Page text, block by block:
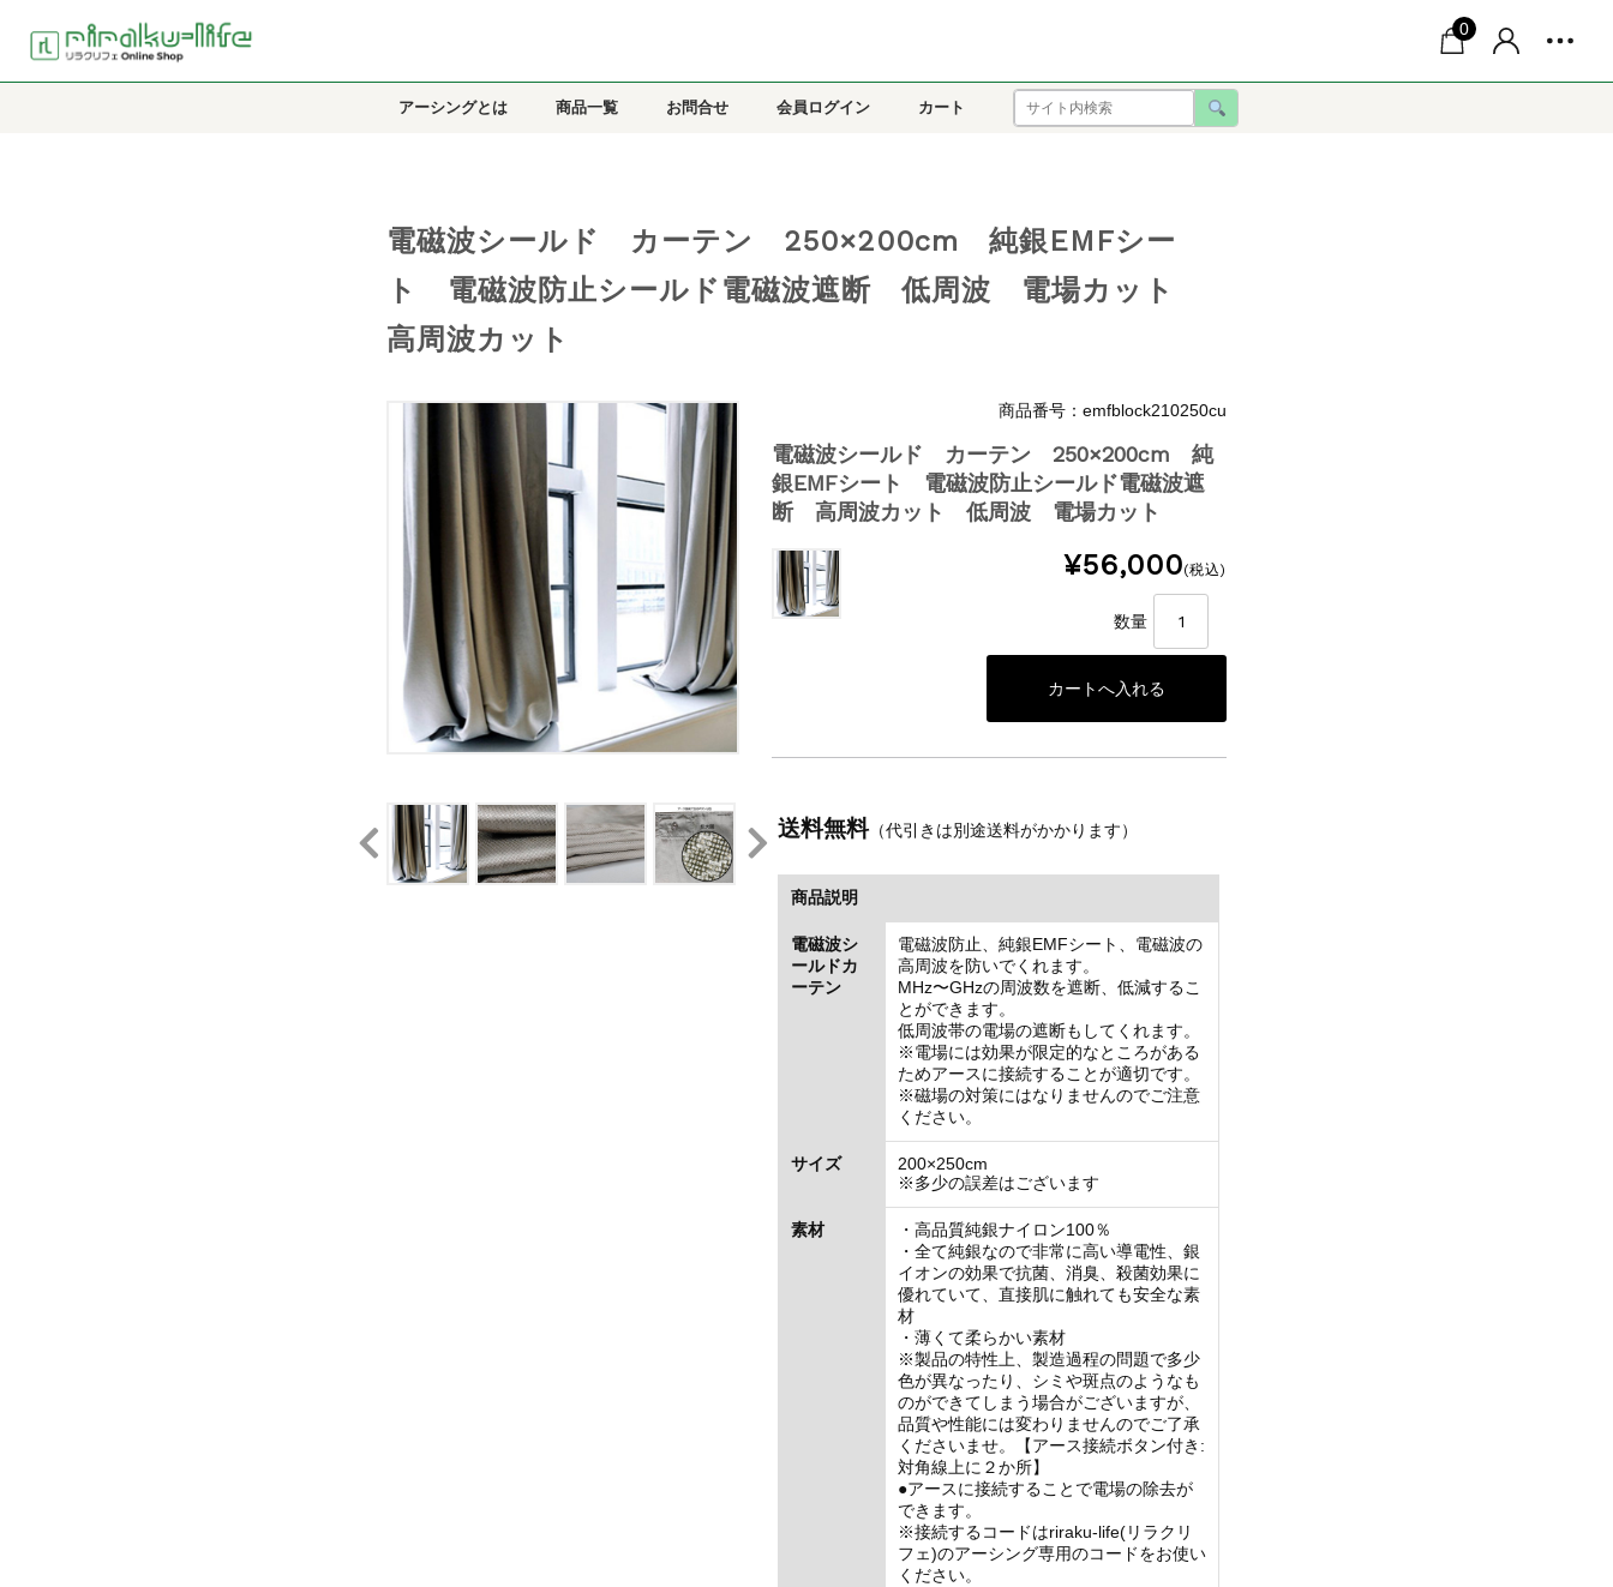
0
アーシングとは 商品一覧 お問合せ 会員ログイン カート
電磁波シールド カーテン 250×200cm 純銀EMFシー
ト 電磁波防止シールド電磁波遮断 低周波 電場カット
高周波カット
商品番号：emfblock210250cu
電磁波シールド カーテン 250×200cm 純
銀EMFシート 電磁波防止シールド電磁波遮
断 高周波カット 低周波 電場カット
¥56,000(税込)
数量
送料無料（代引きは別途送料がかかります）
商品説明
電磁波シ
ールドカ
ーテン
電磁波防止、純銀EMFシート、電磁波の
高周波を防いでくれます。
MHz〜GHzの周波数を遮断、低減するこ
とができます。
低周波帯の電場の遮断もしてくれます。
※電場には効果が限定的なところがある
ためアースに接続することが適切です。
※磁場の対策にはなりませんのでご注意
ください。
サイズ
200×250cm
※多少の誤差はございます
素材
・高品質純銀ナイロン100％
・全て純銀なので非常に高い導電性、銀
イオンの効果で抗菌、消臭、殺菌効果に
優れていて、直接肌に触れても安全な素
材
・薄くて柔らかい素材
※製品の特性上、製造過程の問題で多少
色が異なったり、シミや斑点のようなも
のができてしまう場合がございますが、
品質や性能には変わりませんのでご了承
くださいませ。【アース接続ボタン付き:
対角線上に２か所】
●アースに接続することで電場の除去が
できます。
※接続するコードはriraku-life(リラクリ
フェ)のアーシング専用のコードをお使い
ください。